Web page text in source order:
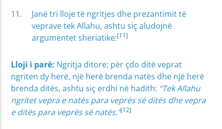
Janë tri lloje të ngritjes dhe prezantimit të
veprave tek Allahu, ashtu siç aludojnë
argumentet sheriatike:[11]
Lloji i parë: Ngritja ditore; për çdo ditë veprat
ngriten dy herë, një herë brenda natës dhe një herë
brenda ditës, ashtu siç erdhi në hadith: “Tek Allahu
ngritet vepra e natës para veprës së ditës dhe vepra
e ditës para veprës së natës.”[12]